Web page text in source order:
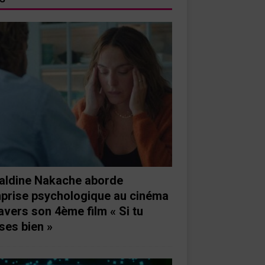
Nakache aborde
psychologique au cinéma
son 4ème film « Si tu
bien »